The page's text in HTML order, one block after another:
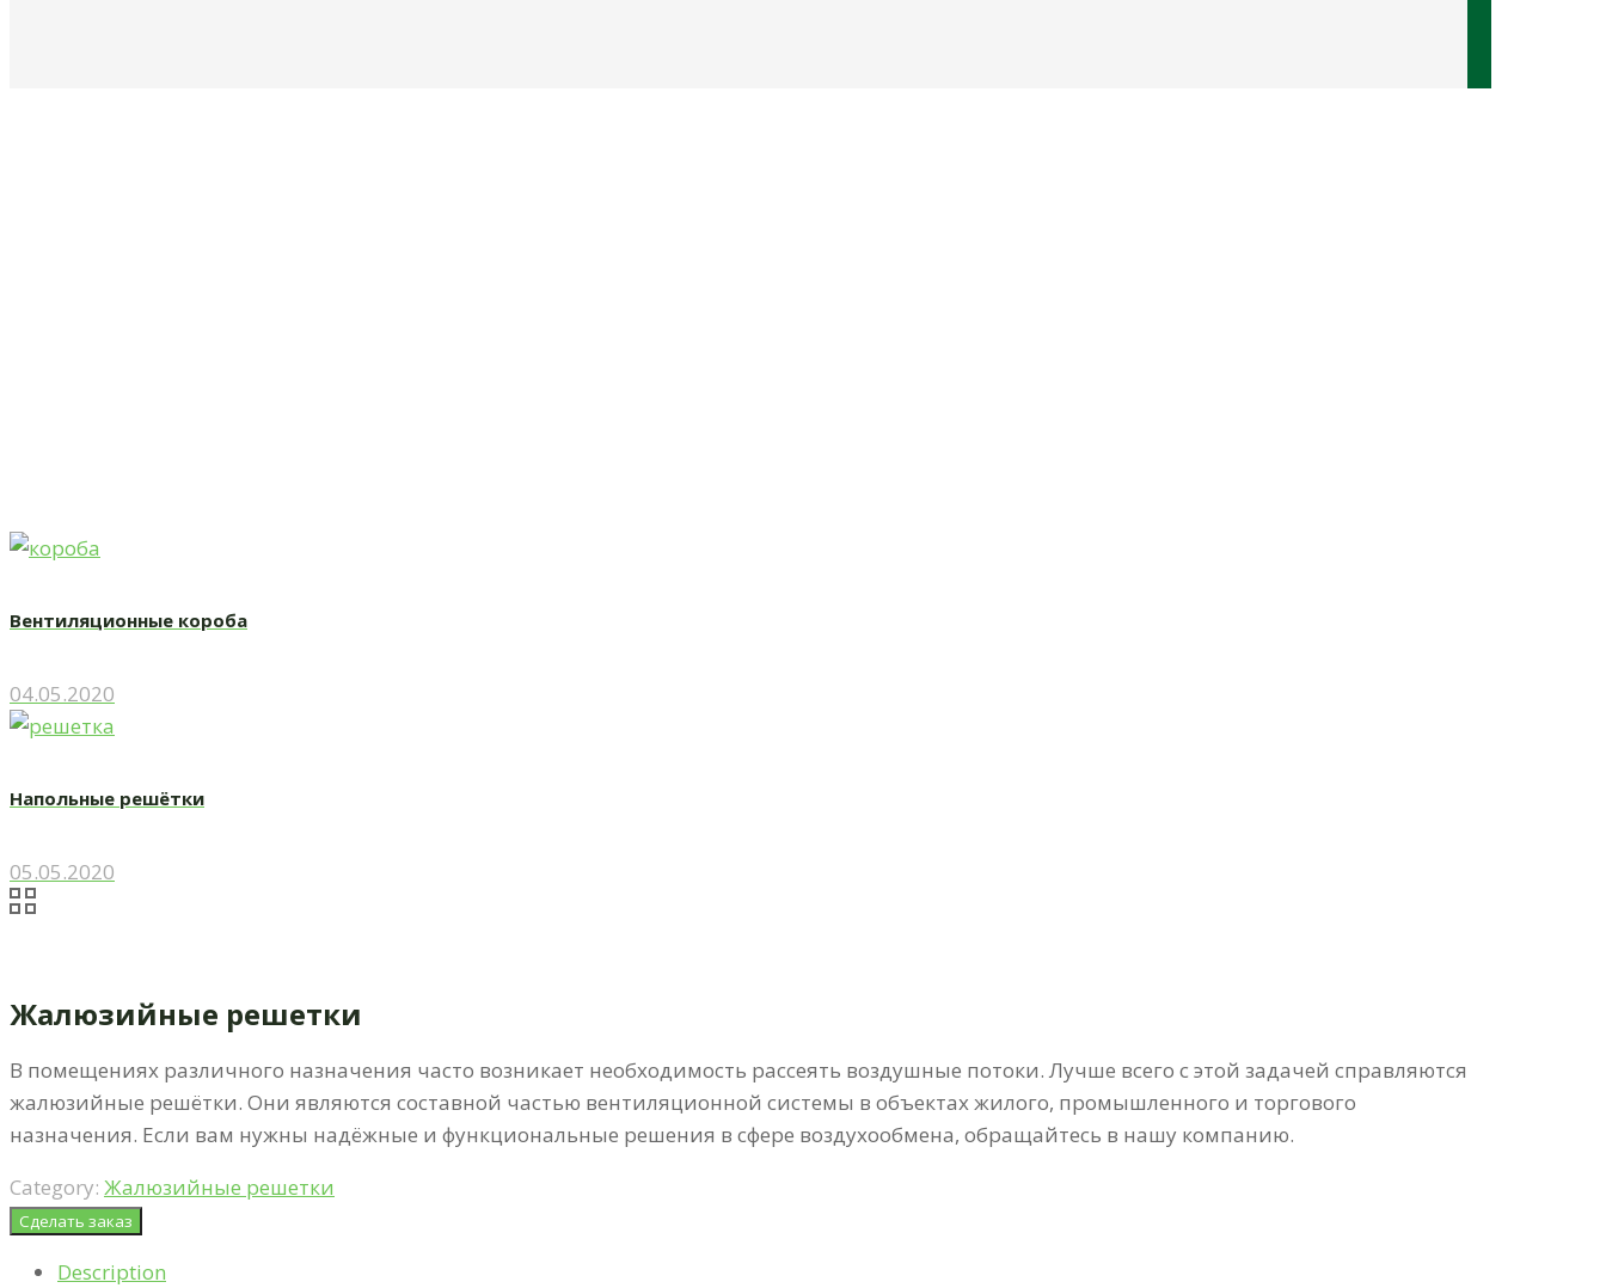
Вентиляционные короба
04.05.2020
Напольные решётки
05.05.2020
Жалюзийные решетки
В помещениях различного назначения часто возникает необходимость рассеять воздушные потоки. Лучше всего с этой задачей справляются
жалюзийные решётки. Они являются составной частью вентиляционной системы в объектах жилого, промышленного и торгового
назначения. Если вам нужны надёжные и функциональные решения в сфере воздухообмена, обращайтесь в нашу компанию.
Category: Жалюзийные решетки
Сделать заказ
Description